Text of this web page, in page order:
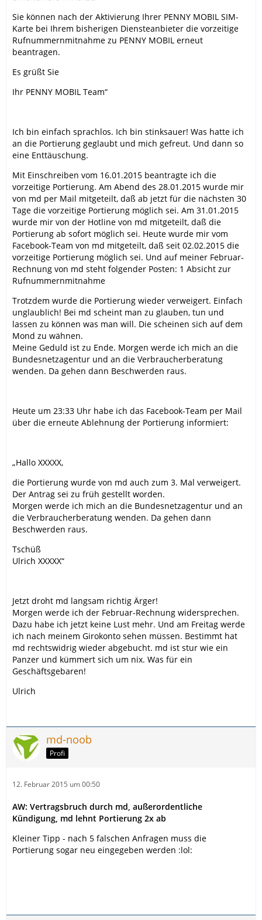
Sie können nach der Aktivierung Ihrer PENNY MOBIL SIM-
Karte bei Ihrem bisherigen Diensteanbieter die vorzeitige
Rufnummernmitnahme zu PENNY MOBIL erneut
beantragen.
Es grüßt Sie
Ihr PENNY MOBIL Team“
Ich bin einfach sprachlos. Ich bin stinksauer! Was hatte ich
an die Portierung geglaubt und mich gefreut. Und dann so
eine Enttäuschung.
Mit Einschreiben vom 16.01.2015 beantragte ich die
vorzeitige Portierung. Am Abend des 28.01.2015 wurde mir
von md per Mail mitgeteilt, daß ab jetzt für die nächsten 30
Tage die vorzeitige Portierung möglich sei. Am 31.01.2015
wurde mir von der Hotline von md mitgeteilt, daß die
Portierung ab sofort möglich sei. Heute wurde mir vom
Facebook-Team von md mitgeteilt, daß seit 02.02.2015 die
vorzeitige Portierung möglich sei. Und auf meiner Februar-
Rechnung von md steht folgender Posten: 1 Absicht zur
Rufnummernmitnahme
Trotzdem wurde die Portierung wieder verweigert. Einfach
unglaublich! Bei md scheint man zu glauben, tun und
lassen zu können was man will. Die scheinen sich auf dem
Mond zu wähnen.
Meine Geduld ist zu Ende. Morgen werde ich mich an die
Bundesnetzagentur und an die Verbraucherberatung
wenden. Da gehen dann Beschwerden raus.
Heute um 23:33 Uhr habe ich das Facebook-Team per Mail
über die erneute Ablehnung der Portierung informiert:
„Hallo XXXXX,
die Portierung wurde von md auch zum 3. Mal verweigert.
Der Antrag sei zu früh gestellt worden.
Morgen werde ich mich an die Bundesnetzagentur und an
die Verbraucherberatung wenden. Da gehen dann
Beschwerden raus.
Tschüß
Ulrich XXXXX“
Jetzt droht md langsam richtig Ärger!
Morgen werde ich der Februar-Rechnung widersprechen.
Dazu habe ich jetzt keine Lust mehr. Und am Freitag werde
ich nach meinem Girokonto sehen müssen. Bestimmt hat
md rechtswidrig wieder abgebucht. md ist stur wie ein
Panzer und kümmert sich um nix. Was für ein
Geschäftsgebaren!
Ulrich
md-noob
Profi
12. Februar 2015 um 00:50
AW: Vertragsbruch durch md, außerordentliche
Kündigung, md lehnt Portierung 2x ab
Kleiner Tipp - nach 5 falschen Anfragen muss die
Portierung sogar neu eingegeben werden :lol: